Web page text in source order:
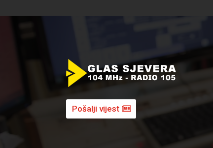
Pošalji vijest